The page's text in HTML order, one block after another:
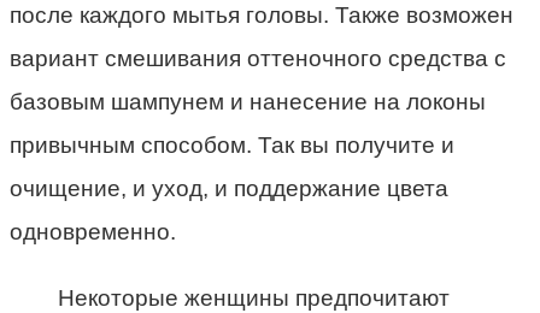
после каждого мытья головы. Также возможен
вариант смешивания оттеночного средства с
базовым шампунем и нанесение на локоны
привычным способом. Так вы получите и
очищение, и уход, и поддержание цвета
одновременно.
Некоторые женщины предпочитают